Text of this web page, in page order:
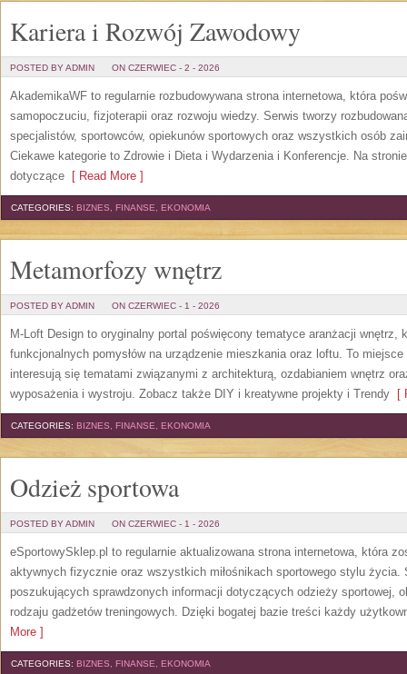
Kariera i Rozwój Zawodowy
POSTED BY ADMIN ON CZERWIEC - 2 - 2026
AkademikaWF to regularnie rozbudowywana strona internetowa, która
samopoczuciu, fizjoterapii oraz rozwoju wiedzy. Serwis tworzy
specjalistów, sportowców, opiekunów sportowych oraz wszystkich osób
Ciekawe kategorie to Zdrowie i Dieta i Wydarzenia i Konferencje. Na
dotyczące [ Read More ]
CATEGORIES: BIZNES, FINANSE, EKONOMIA
Metamorfozy wnętrz
POSTED BY ADMIN ON CZERWIEC - 1 - 2026
M-Loft Design to oryginalny portal poświęcony tematyce aranżacji wnętrz,
funkcjonalnych pomysłów na urządzenie mieszkania oraz loftu. To
interesują się tematami związanymi z architekturą, ozdabianiem wnętrz
wyposażenia i wystroju. Zobacz także DIY i kreatywne projekty i Trendy [
CATEGORIES: BIZNES, FINANSE, EKONOMIA
Odzież sportowa
POSTED BY ADMIN ON CZERWIEC - 1 - 2026
eSportowySklep.pl to regularnie aktualizowana strona internetowa, która
aktywnych fizycznie oraz wszystkich miłośnikach sportowego stylu życia.
poszukujących sprawdzonych informacji dotyczących odzieży sportowej,
rodzaju gadżetów treningowych. Dzięki bogatej bazie treści każdy
More ]
CATEGORIES: BIZNES, FINANSE, EKONOMIA